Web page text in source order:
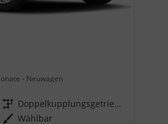
Neuwagen
Getriebe
Doppelkupplungsgetriebe (DSG)
Wählbar